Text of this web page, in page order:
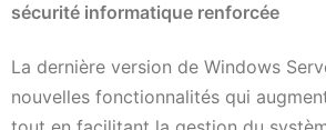
sécurité informatique renforcée
La dernière version de Windows
nouvelles fonctionnalités qui